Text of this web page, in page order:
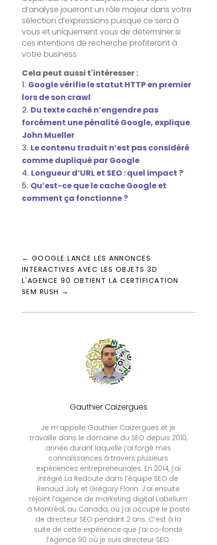
d’analyse joueront un rôle majeur dans votre
sélection d’expressions puisque ce sera à
vous et uniquement vous de déterminer si
ces intentions de recherche profiteront à
votre business.
Cela peut aussi t'intéresser :
Google vérifie le statut HTTP en premier
lors de son crawl
Du texte caché n’engendre pas
forcément une pénalité Google, explique
John Mueller
Le contenu traduit n’est pas considéré
comme dupliqué par Google
Longueur d’URL et SEO : quel impact ?
Qu’est-ce que le cache Google et
comment ça fonctionne ?
← GOOGLE LANCE LES ANNONCES
INTERACTIVES AVEC LES OBJETS 3D
L'AGENCE 90 OBTIENT LA CERTIFICATION
SEM RUSH →
Gauthier Caizergues
Je m’appelle Gauthier Caizergues et je
travaille dans le domaine du SEO depuis 2010,
année durant laquelle j’ai forgé mes
connaissances à travers plusieurs
expériences entrepreneuriales. En 2014, j’ai
intégré La Redoute dans l’équipe SEO de
Renaud Joly et Grégory Florin. J’ai ensuite
rejoint l’agence de marketing digital Labelium
à Montréal, au Canada, où j’ai occupé le poste
de directeur SEO pendant 2 ans. C’est à la
suite de cette expérience que j’ai co-fondé
l’Agence 90 où je suis directeur SEO.